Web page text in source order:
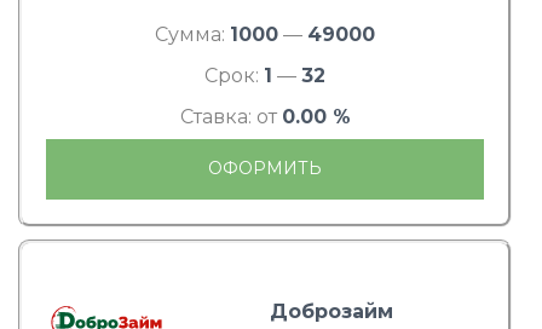
Сумма: 1000 — 49000
Срок: 1 — 32
Ставка: от 0.00 %
ОФОРМИТЬ
Доброзайм